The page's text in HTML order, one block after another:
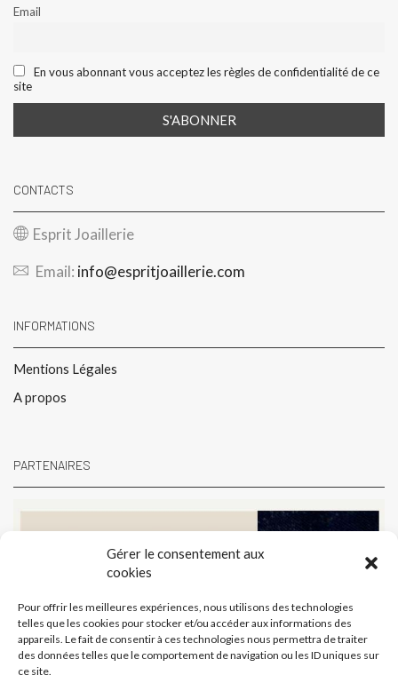
Gérer le consentement aux
cookies
Pour offrir les meilleures expériences, nous utilisons des technologies
telles que les cookies pour stocker et/ou accéder aux informations des
appareils. Le fait de consentir à ces technologies nous permettra de traiter
des données telles que le comportement de navigation ou les ID uniques sur
ce site.
Email
En vous abonnant vous acceptez les règles de confidentialité de ce
site
CONTACTS
Esprit Joaillerie
Email: info@espritjoaillerie.com
INFORMATIONS
Mentions Légales
A propos
PARTENAIRES